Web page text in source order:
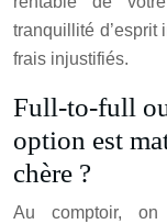
tranquillité d’esprit
frais injustifiés.
Full-to-full
option est
chère ?
Au comptoir,